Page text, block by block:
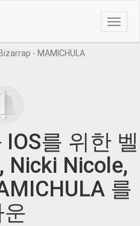
Toggle
- MAMICHULA
를 위한 벨
Nicki Nicole,
를
운